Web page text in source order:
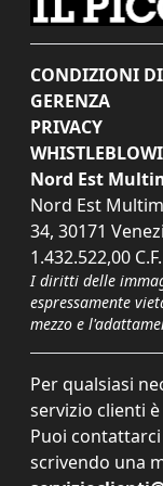
CONDIZIONI
GERENZA
PRIVACY
Nord Est
Nord Est
34, 30171
1.432.522,00
I diritti delle
espressamente
mezzo e
Per qualsiasi
servizio clienti
Puoi
scrivendo una